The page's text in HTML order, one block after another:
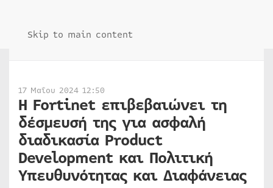
Skip to main content
17 Μαΐου 2024 12:50
Η Fortinet επιβεβαιώνει τη
δέσμευσή της για ασφαλή
διαδικασία Product
Development και Πολιτική
Υπευθυνότητας και Διαφάνειας